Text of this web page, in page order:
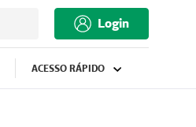
Login
ACESSO RÁPIDO